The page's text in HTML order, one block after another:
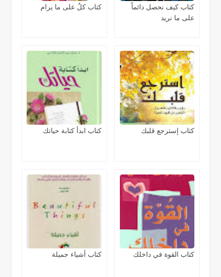
كتاب كيف نحصل دائماً
على ما نريد
كتاب كلٌ على ما يرام
كتاب إسترجع قلبك كتاب ابدأ كتابة حياتك
كتاب القوة في داخلك كتاب أشياء جميلة